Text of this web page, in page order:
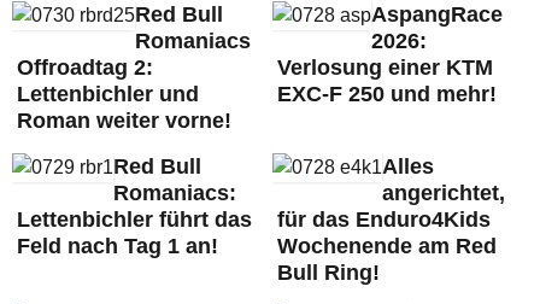
Red Bull
Romaniacs
Offroadtag 2:
Lettenbichler und
Roman weiter vorne!
AspangRace
2026:
Verlosung einer KTM
EXC-F 250 und mehr!
Red Bull
Romaniacs:
Lettenbichler führt das
Feld nach Tag 1 an!
Alles
angerichtet,
für das Enduro4Kids
Wochenende am Red
Bull Ring!